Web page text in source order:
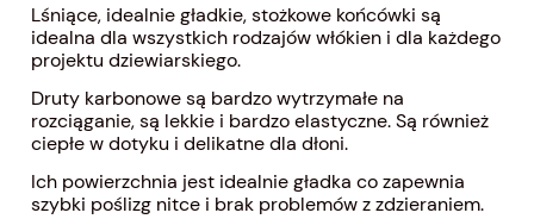
Lśniące, idealnie gładkie, stożkowe końcówki są
idealna dla wszystkich rodzajów włókien i dla każdego
projektu dziewiarskiego.
Druty karbonowe są bardzo wytrzymałe na
rozciąganie, są lekkie i bardzo elastyczne. Są również
ciepłe w dotyku i delikatne dla dłoni.
Ich powierzchnia jest idealnie gładka co zapewnia
szybki poślizg nitce i brak problemów z zdzieraniem.